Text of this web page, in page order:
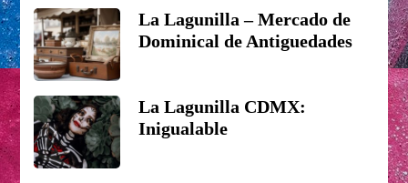
La Lagunilla – Mercado de
Dominical de Antiguedades
La Lagunilla CDMX:
Inigualable